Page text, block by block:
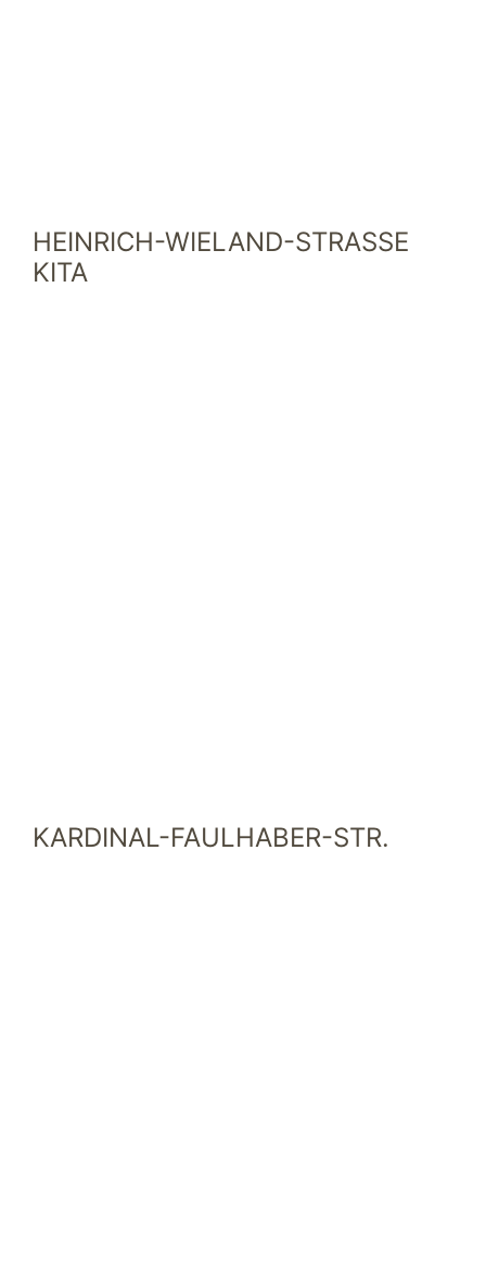
HEINRICH-WIELAND-STRASSE K
ITA
KARDINAL-FAULHABER-STR.